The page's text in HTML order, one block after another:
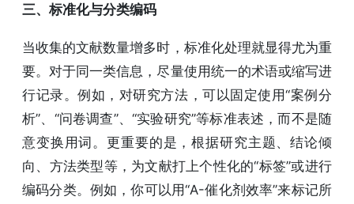
三、标准化与分类编码
当收集的文献数量增多时，标准化处理就显得尤为重
要。对于同一类信息，尽量使用统一的术语或缩写进
行记录。例如，对研究方法，可以固定使用“案例分
析”、“问卷调查”、“实验研究”等标准表述，而不是随
意变换用词。更重要的是，根据研究主题、结论倾
向、方法类型等，为文献打上个性化的“标签”或进行
编码分类。例如，你可以用“A-催化剂效率”来标记所